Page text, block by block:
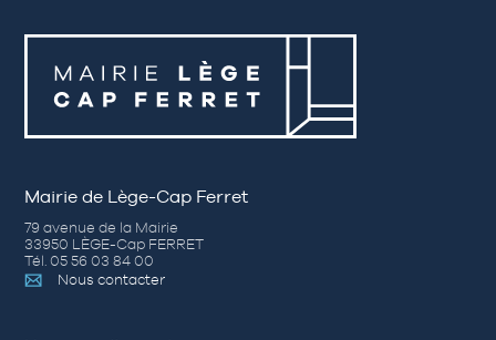
Mairie de Lège-Cap Ferret
79 avenue de la Mairie
33950 LÈGE-Cap FERRET
Tél. 05 56 03 84 00
Nous contacter